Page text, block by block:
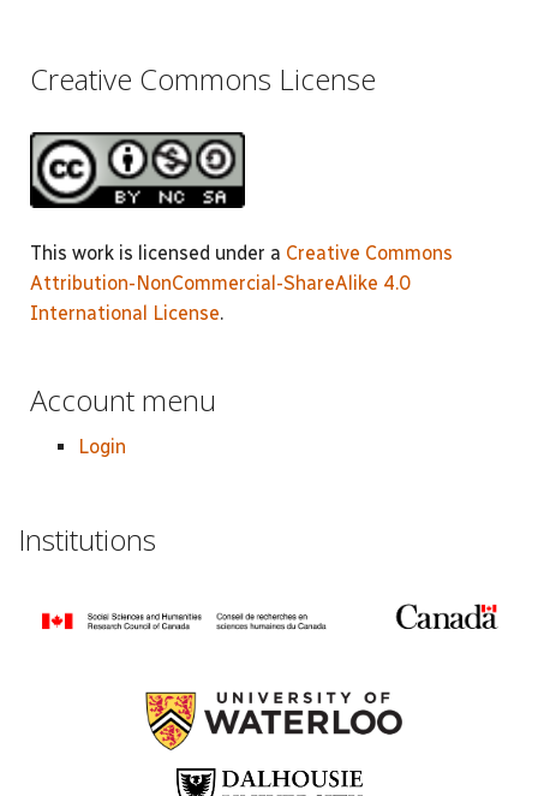
Creative Commons License
This work is licensed under a Creative Commons
Attribution-NonCommercial-ShareAlike 4.0
International License.
Account menu
Login
Institutions